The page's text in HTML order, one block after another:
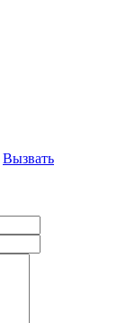
Вызвать